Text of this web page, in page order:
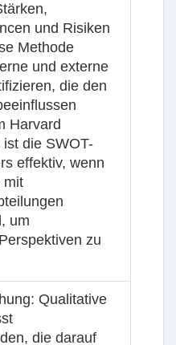
und Risiken
Methode
und externe
die den
Harvard
die SWOT-
effektiv, wenn
mit
um
zu
: Qualitative
die darauf